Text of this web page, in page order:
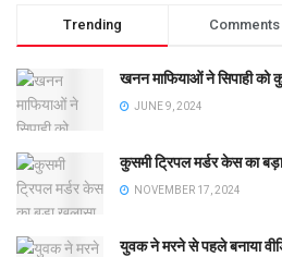
Trending Comments
खनन माफियाओं ने सिपाही को
JUNE 9, 2024
कुसमी ट्रिपल मर्डर केस का
NOVEMBER 17, 2024
युवक ने मरने से पहले बनाया